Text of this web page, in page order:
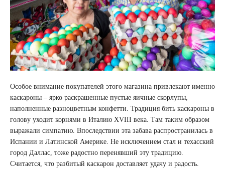
Особое внимание покупателей этого магазина привлекают именно
каскароны – ярко раскрашенные пустые яичные скорлупы,
наполненные разноцветным конфетти. Традиция бить каскароны в
голову уходит корнями в Италию XVIII века. Там таким образом
выражали симпатию. Впоследствии эта забава распространилась в
Испании и Латинской Америке. Не исключением стал и техасский
город Даллас, тоже радостно перенявший эту традицию.
Считается, что разбитый каскарон доставляет удачу и радость.